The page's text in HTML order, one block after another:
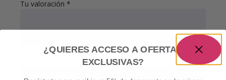
Tu valoración *
¿QUIERES ACCESO A OFERTAS
EXCLUSIVAS?